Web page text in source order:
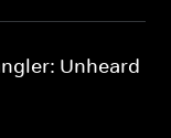
Unheard